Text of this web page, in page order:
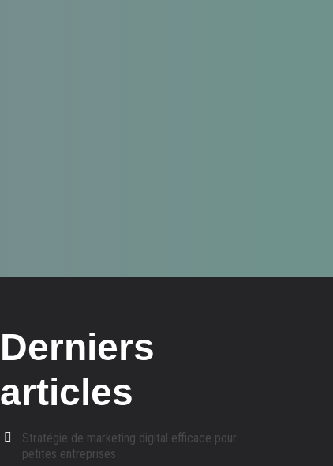
Derniers
articles
Stratégie de marketing digital efficace pour
petites entreprises